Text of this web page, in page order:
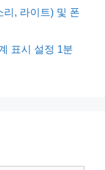
, 라이트) 및 폰
표시 설정 1분